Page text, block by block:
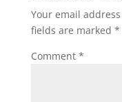
Your email
fields are marked *
Comment *